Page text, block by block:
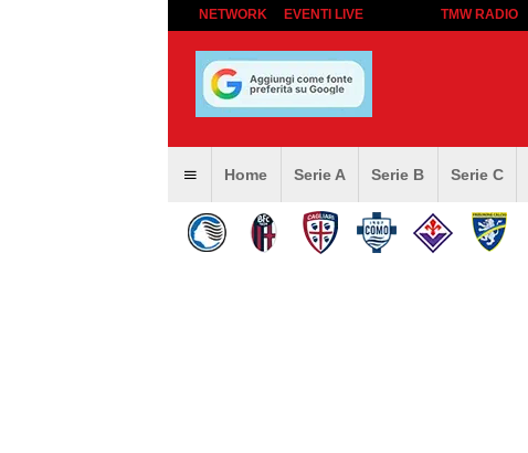
NETWORK EVENTI LIVE TMW RADIO
Home Serie A Serie B Serie C